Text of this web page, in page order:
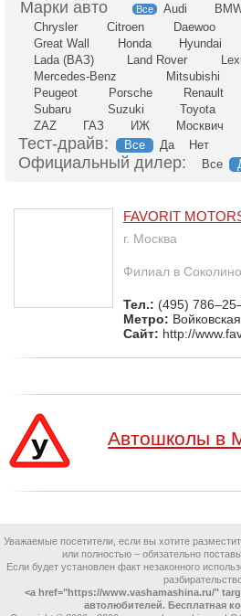
Все Audi
Chrysler
Citroen Daewoo
Great Wall
Honda Hyundai
Lada (ВАЗ)
Land Rover
Mercedes-Benz
Mitsubishi
Peugeot
Porsche Renault
Subaru
Suzuki Toyota
ZAZ
ГАЗ ИЖ Москвич
Тест-драйв: Все Да Нет
Официальный дилер: Все
FAVORIT
г. Москва
Филиал в
Тел.: (495)
Метро: Войковская
Сайт: http://
Автошколы в
Уважаемые посетители, если вы хотите
или полностью – обязательно
Если будет установлен факт незаконного
<a href="https://www.vashamashina.ru/"
автолюбителей. Бесплатная